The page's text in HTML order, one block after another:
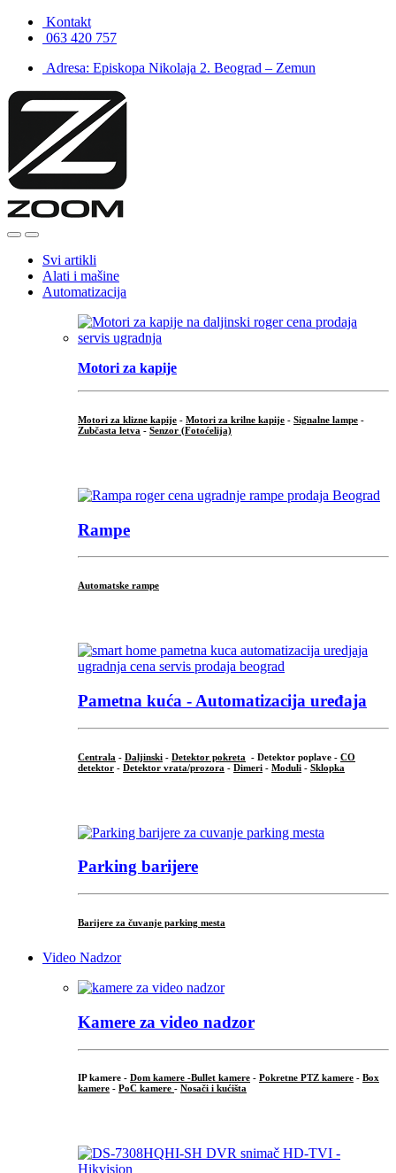
Skip
Skip
Kontakt
063 420 757
Adresa: Episkopa Nikolaja 2. Beograd – Zemun
OpenClose
Svi artikli
Alati i mašine
Automatizacija
Motori za kapije
Motori za klizne kapije - Motori za krilne kapije - Signalne lampe -
Zubčasta letva - Senzor (Fotoćelija)
Rampe
Automatske rampe
Pametna kuća - Automatizacija uređaja
Centrala - Daljinski - Detektor pokreta - Detektor poplave - CO
detektor - Detektor vrata/prozora - Dimeri - Moduli - Sklopka
Parking barijere
Barijere za čuvanje parking mesta
Video Nadzor
Kamere za video nadzor
IP kamere - Dom kamere -Bullet kamere - Pokretne PTZ kamere - Box
kamere - PoC kamere - Nosači i kućišta